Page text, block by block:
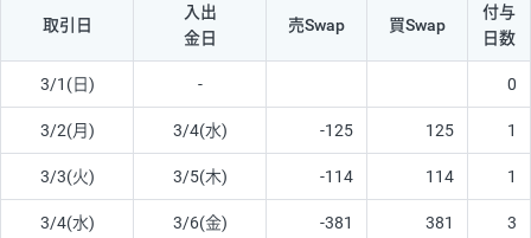
取引日
入出
金日
売Swap 買Swap
付与
日数
3/1(日) - 0
3/2(月) 3/4(水) -125 125 1
3/3(火) 3/5(木) -114 114 1
3/4(水) 3/6(金) -381 381 3